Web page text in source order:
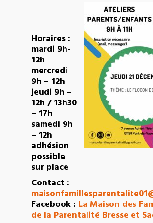
Horaires :
mardi 9h-
12h
mercredi
9h – 12h
jeudi 9h –
12h / 13h30
– 17h
samedi 9h
– 12h
adhésion
possible
sur place
Contact :
Facebook : La Maison des
de la Parentalité Bresse et